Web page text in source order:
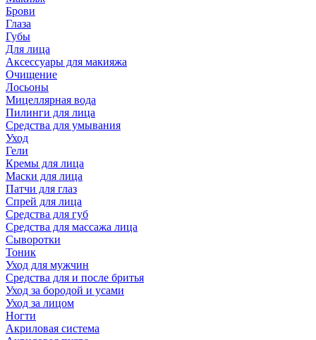
Брови
Глаза
Губы
Для лица
Аксессуары для макияжа
Очищение
Лосьоны
Мицеллярная вода
Пилинги для лица
Средства для умывания
Уход
Гели
Кремы для лица
Маски для лица
Патчи для глаз
Спрей для лица
Средства для губ
Средства для массажа лица
Сыворотки
Тоник
Уход для мужчин
Средства для и после бритья
Уход за бородой и усами
Уход за лицом
Ногти
Акриловая система